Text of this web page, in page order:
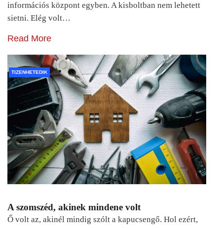
információs központ egyben. A kisboltban nem lehetett
sietni. Elég volt…
Read More
TIZENHETEDIK
A szomszéd, akinek mindene volt
Ő volt az, akinél mindig szólt a kapucsengő. Hol ezért,